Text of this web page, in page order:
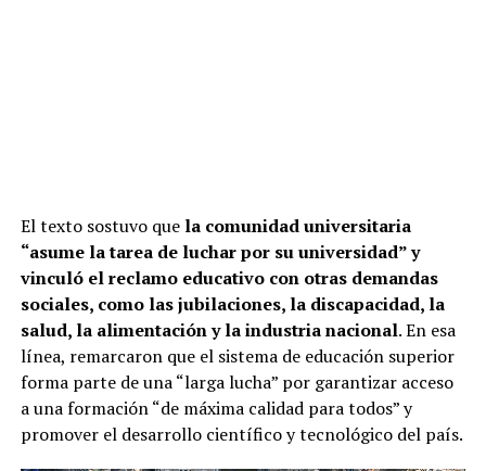
El texto sostuvo que la comunidad universitaria
“asume la tarea de luchar por su universidad” y
vinculó el reclamo educativo con otras demandas
sociales, como las jubilaciones, la discapacidad, la
salud, la alimentación y la industria nacional. En esa
línea, remarcaron que el sistema de educación superior
forma parte de una “larga lucha” por garantizar acceso
a una formación “de máxima calidad para todos” y
promover el desarrollo científico y tecnológico del país.